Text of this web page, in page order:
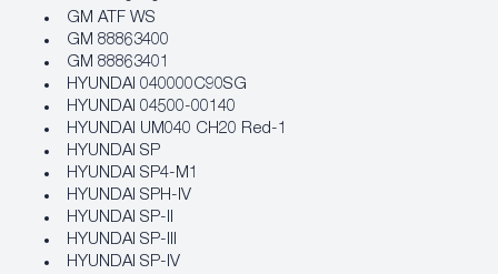
GM ATF WS
GM 88863400
GM 88863401
HYUNDAI 040000C90SG
HYUNDAI 04500-00140
HYUNDAI UM040 CH20 Red-1
HYUNDAI SP
HYUNDAI SP4-M1
HYUNDAI SPH-IV
HYUNDAI SP-II
HYUNDAI SP-III
HYUNDAI SP-IV